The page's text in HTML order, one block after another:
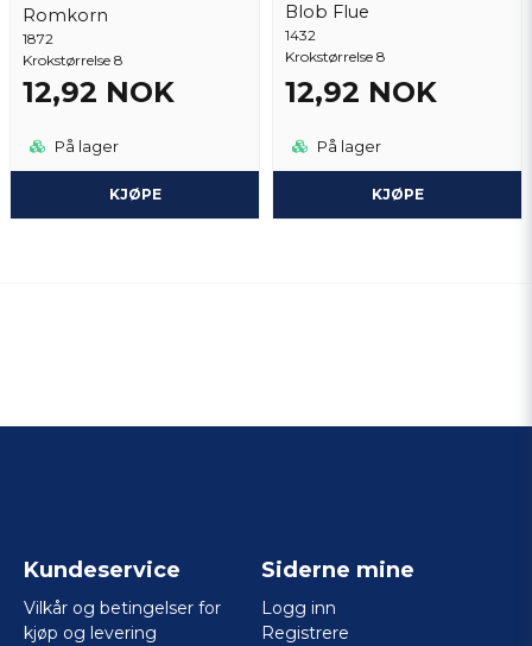
Romkorn
1872
Krokstørrelse 8
12,92 NOK
På lager
KJØPE
Blob Flue
1432
Krokstørrelse 8
12,92 NOK
På lager
KJØPE
Kundeservice
Vilkår og betingelser for
kjøp og levering
Siderne mine
Logg inn
Registrere